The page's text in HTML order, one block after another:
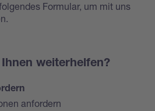
Formular, um mit uns
weiterhelfen?
anfordern